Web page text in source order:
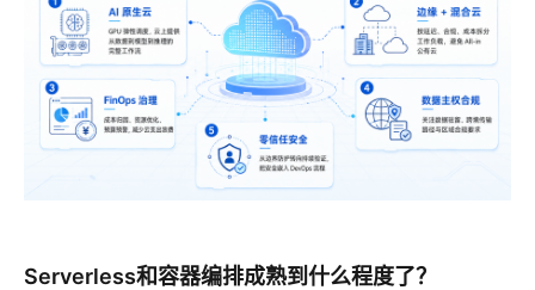
Serverless和容器编排成熟到什么程度了？